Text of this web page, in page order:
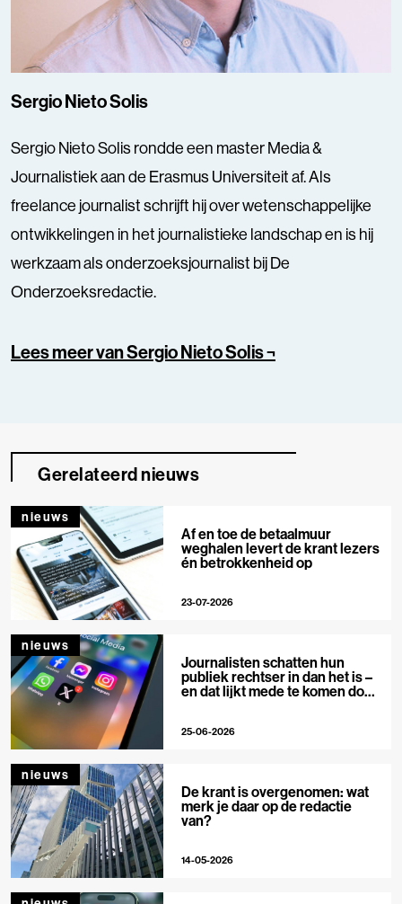
Sergio Nieto Solis
Sergio Nieto Solis rondde een master Media &
Journalistiek aan de Erasmus Universiteit af. Als
freelance journalist schrijft hij over wetenschappelijke
ontwikkelingen in het journalistieke landschap en is hij
werkzaam als onderzoeksjournalist bij De
Onderzoeksredactie.
Lees meer van Sergio Nieto Solis ¬
Gerelateerd nieuws
nieuws
Af en toe de betaalmuur
weghalen levert de krant lezers
én betrokkenheid op
23-07-2026
nieuws
Journalisten schatten hun
publiek rechtser in dan het is –
en dat lijkt mede te komen door
25-06-2026
nieuws
De krant is overgenomen: wat
merk je daar op de redactie
van?
14-05-2026